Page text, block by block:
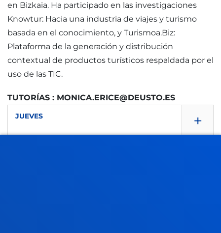
en Bizkaia. Ha participado en las investigaciones
Knowtur: Hacia una industria de viajes y turismo
basada en el conocimiento, y Turismoa.Biz:
Plataforma de la generación y distribución
contextual de productos turísticos respaldada por el
uso de las TIC.
TUTORÍAS : MONICA.ERICE@DEUSTO.ES
JUEVES +